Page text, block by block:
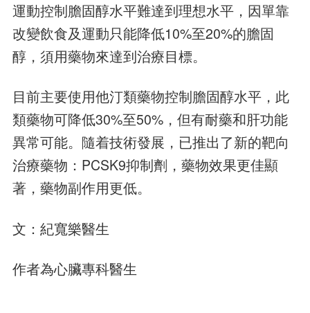
運動控制膽固醇水平難達到理想水平，因單靠
改變飲食及運動只能降低10%至20%的膽固
醇，須用藥物來達到治療目標。
目前主要使用他汀類藥物控制膽固醇水平，此
類藥物可降低30%至50%，但有耐藥和肝功能
異常可能。隨着技術發展，已推出了新的靶向
治療藥物：PCSK9抑制劑，藥物效果更佳顯
著，藥物副作用更低。
文：紀寬樂醫生
作者為心臟專科醫生